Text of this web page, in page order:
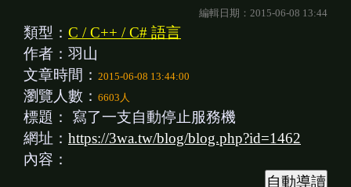
編輯日期：2015-06-08 13:44
類型： C / C++ / C# 語言
作者：羽山
文章時間： 2015-06-08 13:44:00
瀏覽人數： 6603人
標題： 寫了一支自動停止服務機
網址： https://3wa.tw/blog/blog.php?id=1462
內容：